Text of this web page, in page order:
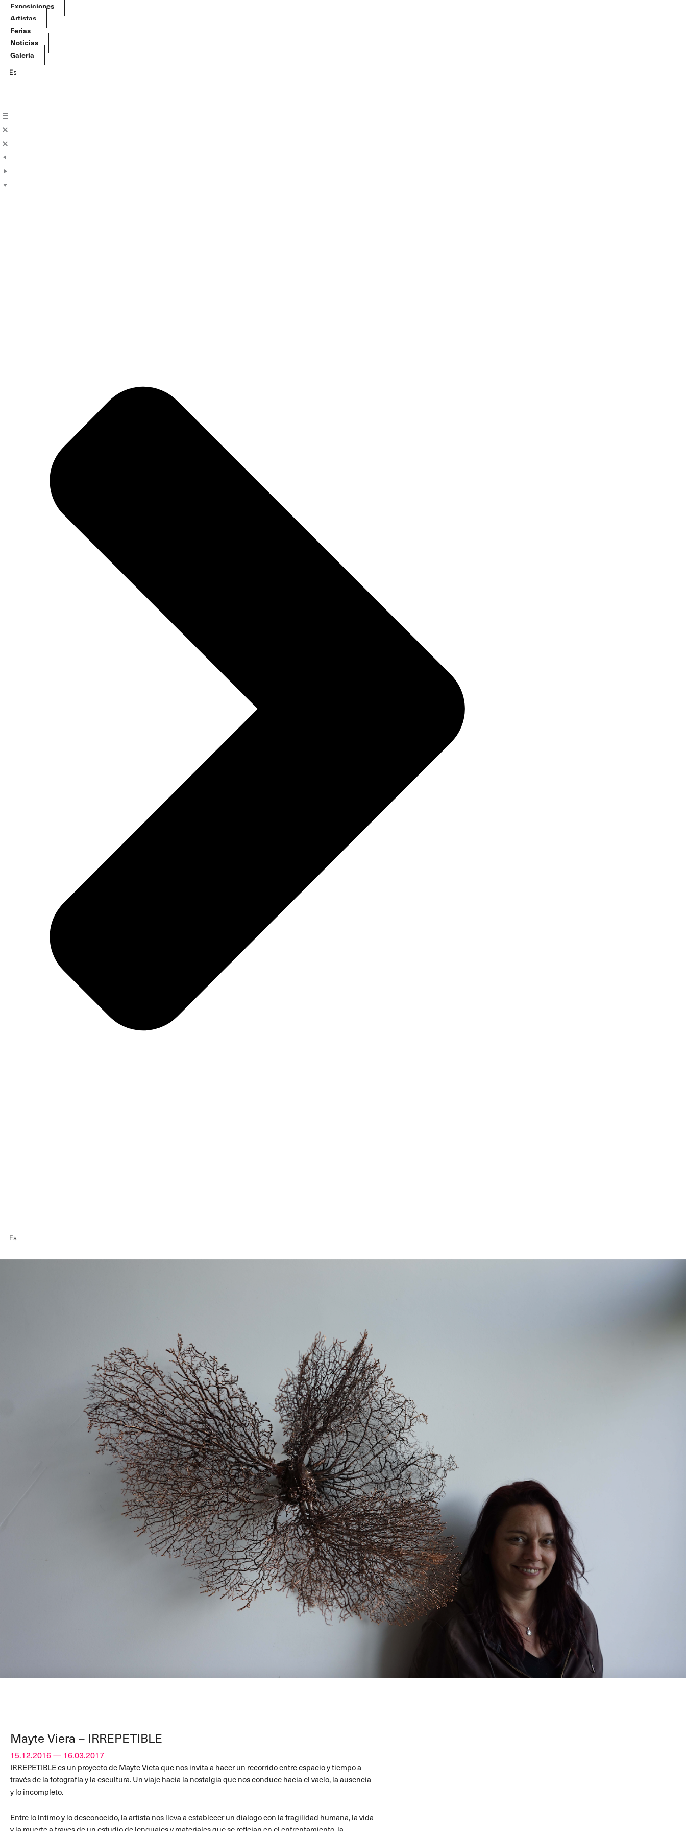
contenido
Exposiciones
Artistas
Ferias
Noticias
Galería
Es
Es
Mayte Viera – IRREPETIBLE
15.12.2016 — 16.03.2017
IRREPETIBLE es un proyecto de Mayte Vieta que nos invita a hacer un recorrido entre espacio y tiempo a
través de la fotografía y la escultura. Un viaje hacia la nostalgia que nos conduce hacia el vacío, la ausencia
y lo incompleto.
Entre lo íntimo y lo desconocido, la artista nos lleva a establecer un dialogo con la fragilidad humana, la vida